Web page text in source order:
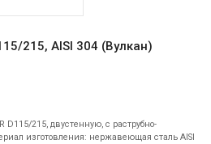
215, AISI 304 (Вулкан)
D115/215, двустенную, с раструбно-
изготовления: нержавеющая сталь AISI